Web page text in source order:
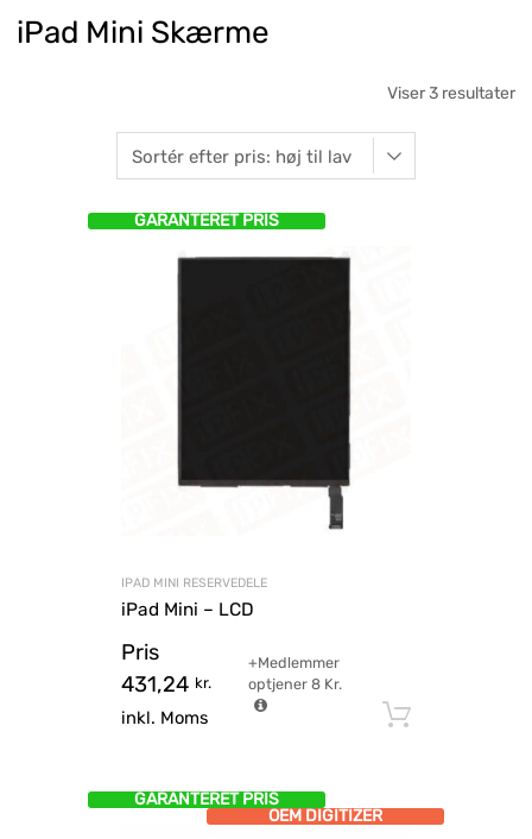
iPad Mini Skærme
Viser 3 resultater
GARANTERET PRIS
IPAD MINI RESERVEDELE
iPad Mini – LCD
Pris
431,24 kr.
inkl. Moms
+Medlemmer
optjener8 Kr.
GARANTERET PRIS
OEM DIGITIZER